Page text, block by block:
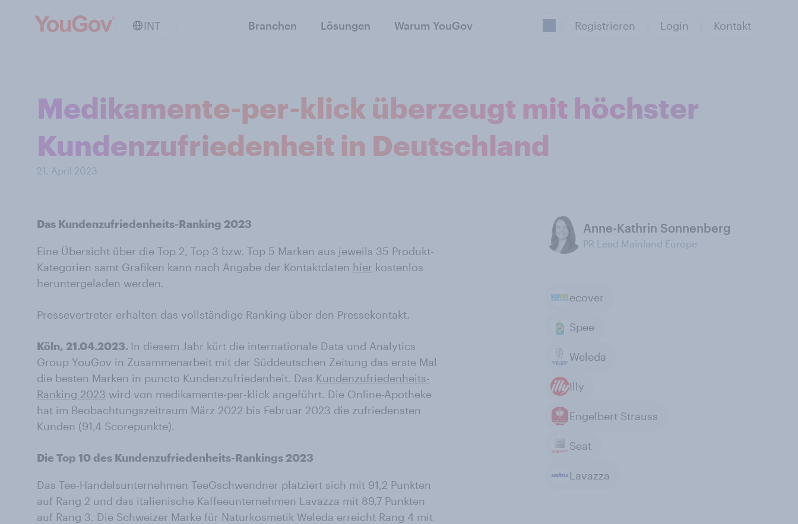
INT Branchen Lösungen Warum YouGov Registrieren Login Kontakt
Medikamente-per-klick überzeugt mit höchster
Kundenzufriedenheit in Deutschland
21. April 2023
Das Kundenzufriedenheits-Ranking 2023
Eine Übersicht über die Top 2, Top 3 bzw. Top 5 Marken aus jeweils 35 Produkt-
Kategorien samt Grafiken kann nach Angabe der Kontaktdaten hier kostenlos
heruntergeladen werden.
Pressevertreter erhalten das vollständige Ranking über den Pressekontakt.
Köln, 21.04.2023. In diesem Jahr kürt die internationale Data und Analytics
Group YouGov in Zusammenarbeit mit der Süddeutschen Zeitung das erste Mal
die besten Marken in puncto Kundenzufriedenheit. Das Kundenzufriedenheits-
Ranking 2023 wird von medikamente-per-klick angeführt. Die Online-Apotheke
hat im Beobachtungszeitraum März 2022 bis Februar 2023 die zufriedensten
Kunden (91,4 Scorepunkte).
Die Top 10 des Kundenzufriedenheits-Rankings 2023
Das Tee-Handelsunternehmen TeeGschwendner platziert sich mit 91,2 Punkten
auf Rang 2 und das italienische Kaffeeunternehmen Lavazza mit 89,7 Punkten
auf Rang 3. Die Schweizer Marke für Naturkosmetik Weleda erreicht Rang 4 mit
Anne-Kathrin Sonnenberg
PR Lead Mainland Europe
ecover
Spee
Weleda
Illy
Engelbert Strauss
Seat
Lavazza